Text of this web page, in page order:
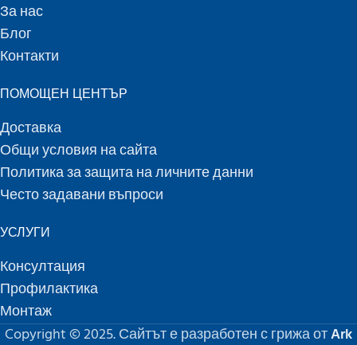
За нас
Блог
Контакти
ПОМОЩЕН ЦЕНТЪР
Доставка
Общи условия на сайта
Политика за защита на личните данни
Често задавани въпроси
УСЛУГИ
Консултация
Профилактика
Монтаж
Copyright © 2025. Сайтът е разработен с грижа отArk